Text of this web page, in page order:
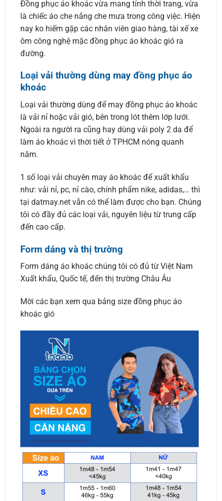
Đồng phục áo khoác vừa mang tính thời trang, vừa
là chiếc áo che nắng che mưa trong công việc. Hiện
nay ko hiếm gặp các nhân viên giao hàng, tài xế xe
ôm công nghệ mặc đồng phục áo khoác gió ra
đường.
Loại vải thường dùng may đồng phục áo
khoác
Loại vải thường dùng để may đồng phục áo khoác
là vải nỉ hoặc vải gió, bên trong lót thêm lớp lưới.
Ngoài ra người ra cũng hay dùng vải poly 2 da để
làm áo khoác vì thời tiết ở TPHCM nóng quanh
năm.
1 số loại vải chuyên may áo khoác để xuất khẩu
như: vải nỉ, pc, nỉ cào, chính phẩm nike, adidas,… thì
tại datmay.net vẫn có thể làm được cho bạn. Chúng
tôi có đầy đủ các loại vải, nguyên liệu từ trung cấp
đến cao cấp.
Form dáng và thị trường
Form dáng áo khoác chúng tôi có đủ từ Việt Nam
Xuất khẩu, Quốc tế, đến thị trường Châu Âu
Mời các bạn xem qua bảng size đồng phục áo
khoác gió